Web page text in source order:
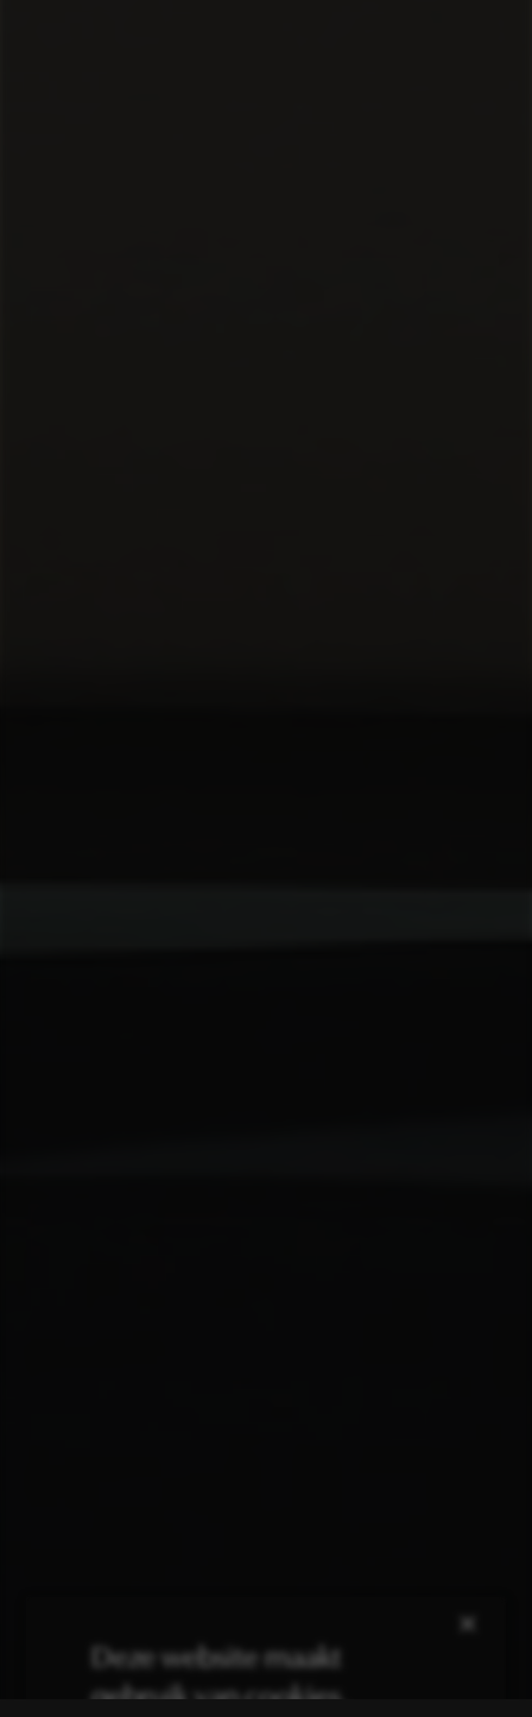
×
Deze website maakt
gebruik van cookies.